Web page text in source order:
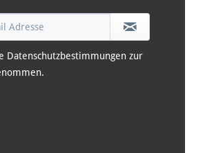
Datenschutzbestimmungen zur